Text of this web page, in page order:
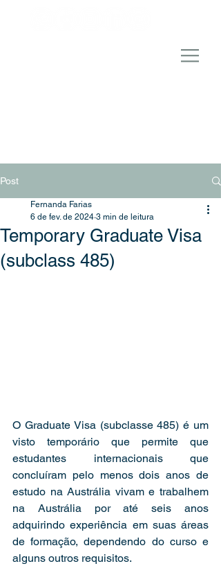
Post
Temporary Graduate Visa
(subclass 485)
Fernanda Farias
6 de fev. de 2024 3 min de leitura
O Graduate Visa (subclasse 485) é um
visto temporário que permite que
estudantes internacionais que
concluíram pelo menos dois anos de
estudo na Austrália vivam e trabalhem
na Austrália por até seis anos
adquirindo experiência em suas áreas
de formação, dependendo do curso e
alguns outros requisitos.